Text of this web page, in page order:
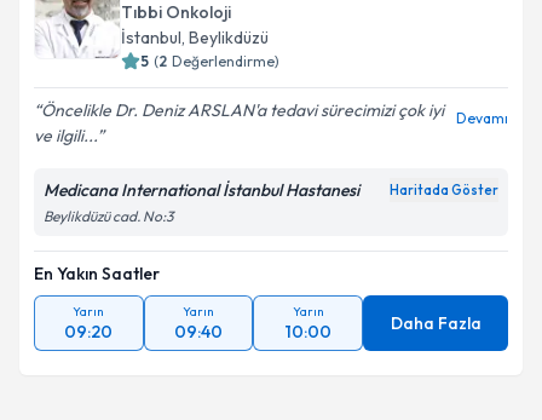
E-posta Adresiniz
'ni okudum ve kişisel verilerimin belirtilen
kapsamda işlenmesini kabul ediyorum.
Tıbbi Onkoloji
İstanbul, Beylikdüzü
5 (2 Değerlendirme)
Öncelikle Dr. Deniz ARSLAN'a tedavi sürecimizi çok iyi
ve ilgili...
Devamı
Medicana International İstanbul Hastanesi Haritada Göster
Beylikdüzü cad. No:3
En Yakın Saatler
Yarın
09:20
Yarın
09:40
Yarın
10:00 Daha Fazla